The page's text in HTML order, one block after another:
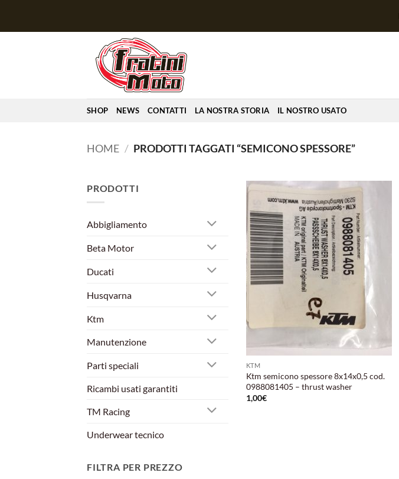
SHOP NEWS CONTATTI LA NOSTRA STORIA IL NOSTRO USATO
HOME / PRODOTTI TAGGATI “SEMICONO SPESSORE”
PRODOTTI
Abbigliamento
Beta Motor
Ducati
Husqvarna
Ktm
Manutenzione
Parti speciali
Ricambi usati garantiti
TM Racing
Underwear tecnico
FILTRA PER PREZZO
Aggiungi
alla lista
desideri
KTM
Ktm semicono spessore 8x14x0,5 cod.
0988081405 – thrust washer
1,00€